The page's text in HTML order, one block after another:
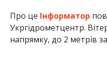
Про це Інформатор
Укргідрометцентр.
напрямку, до 2 метрів